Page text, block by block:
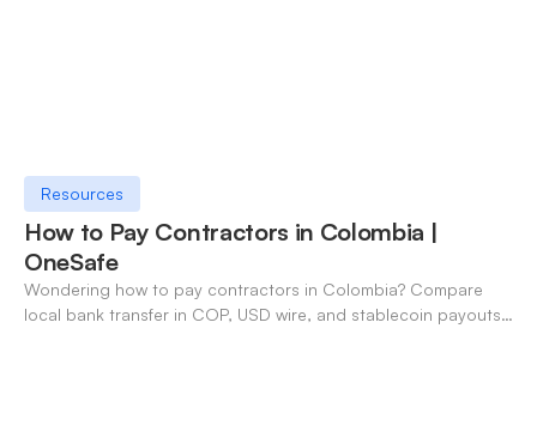
Resources
How to Pay Contractors in Colombia |
OneSafe
Wondering how to pay contractors in Colombia? Compare
local bank transfer in COP, USD wire, and stablecoin payouts.